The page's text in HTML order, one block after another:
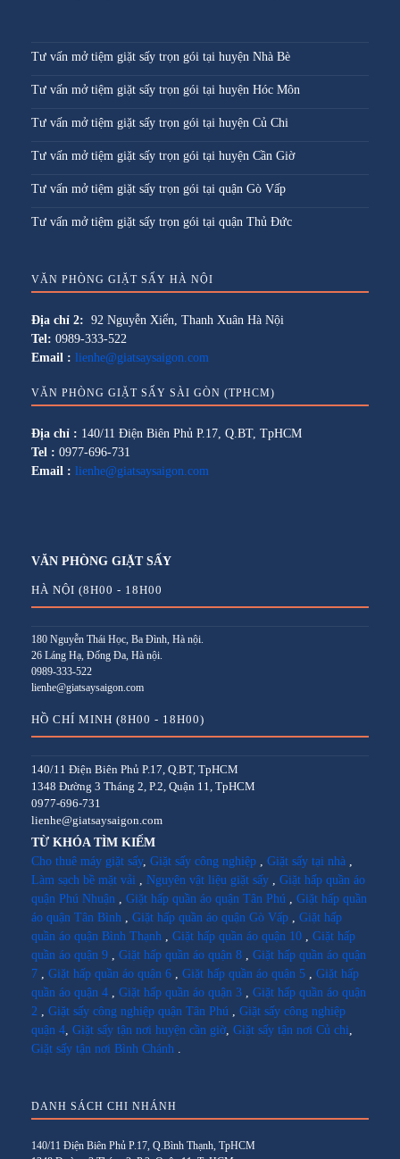
Tư vấn mở tiệm giặt sấy trọn gói tại huyện Nhà Bè
Tư vấn mở tiệm giặt sấy trọn gói tại huyện Hóc Môn
Tư vấn mở tiệm giặt sấy trọn gói tại huyện Củ Chi
Tư vấn mở tiệm giặt sấy trọn gói tại huyện Cần Giờ
Tư vấn mở tiệm giặt sấy trọn gói tại quận Gò Vấp
Tư vấn mở tiệm giặt sấy trọn gói tại quận Thủ Đức
VĂN PHÒNG GIẶT SẤY HÀ NỘI
Địa chỉ 2: 92 Nguyễn Xiển, Thanh Xuân Hà Nội
Tel: 0989-333-522
Email : lienhe@giatsaysaigon.com
VĂN PHÒNG GIẶT SẤY SÀI GÒN (TPHCM)
Địa chỉ : 140/11 Điện Biên Phủ P.17, Q.BT, TpHCM
Tel : 0977-696-731
Email : lienhe@giatsaysaigon.com
VĂN PHÒNG GIẶT SẤY
HÀ NỘI (8H00 - 18H00
180 Nguyễn Thái Học, Ba Đình, Hà nội.
26 Láng Hạ, Đống Đa, Hà nội.
0989-333-522
lienhe@giatsaysaigon.com
HỒ CHÍ MINH (8H00 - 18H00)
140/11 Điện Biên Phủ P.17, Q.BT, TpHCM
1348 Đường 3 Tháng 2, P.2, Quận 11, TpHCM
0977-696-731
lienhe@giatsaysaigon.com
TỪ KHÓA TÌM KIẾM
Cho thuê máy giặt sấy, Giặt sấy công nghiệp , Giặt sấy tại nhà ,
Làm sạch bề mặt vải , Nguyên vật liệu giặt sấy , Giặt hấp quần áo
quận Phú Nhuận , Giặt hấp quần áo quận Tân Phú , Giặt hấp quần
áo quận Tân Bình , Giặt hấp quần áo quận Gò Vấp , Giặt hấp
quần áo quận Bình Thạnh , Giặt hấp quần áo quận 10 , Giặt hấp
quần áo quận 9 , Giặt hấp quần áo quận 8 , Giặt hấp quần áo quận
7 , Giặt hấp quần áo quận 6 , Giặt hấp quần áo quận 5 , Giặt hấp
quần áo quận 4 , Giặt hấp quần áo quận 3 , Giặt hấp quần áo quận
2 , Giặt sấy công nghiệp quận Tân Phú , Giặt sấy công nghiệp
quận 4, Giặt sấy tận nơi huyện cần giờ, Giặt sấy tận nơi Củ chi,
Giặt sấy tận nơi Bình Chánh .
DANH SÁCH CHI NHÁNH
140/11 Điện Biên Phủ P.17, Q.Bình Thạnh, TpHCM